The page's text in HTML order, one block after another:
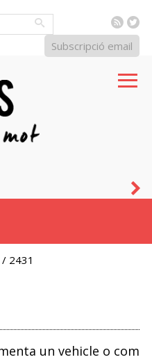
RSS
Subscripció email
/ 2431
un vehicle o com